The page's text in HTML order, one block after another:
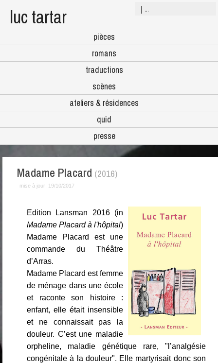
luc tartar
pièces
romans
traductions
scènes
ateliers & résidences
quid
presse
Madame Placard (2016)
mise à jour: 19/10/2017
Edition Lansman 2016 (in
Madame Placard à l'hôpital)
Madame Placard est une
commande du Théâtre
d’Arras.
Madame Placard est femme
de ménage dans une école
et raconte son histoire :
enfant, elle était insensible
et ne connaissait pas la
douleur. C’est une maladie
orpheline, maladie génétique rare, "l’analgésie
congénitale à la douleur". Elle martyrisait donc son